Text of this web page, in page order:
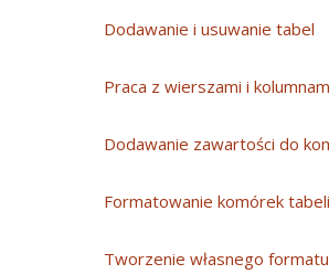
Dodawanie i usuwanie tabel
Praca z wierszami i
Dodawanie zawartości do
Formatowanie komórek tabeli
Tworzenie własnego